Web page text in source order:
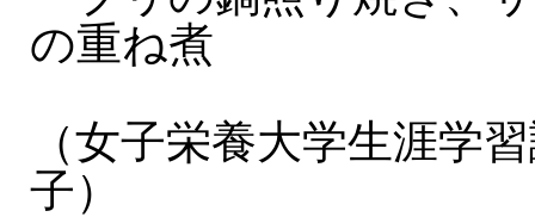
の重ね煮
（女子栄養大学生涯学
子）